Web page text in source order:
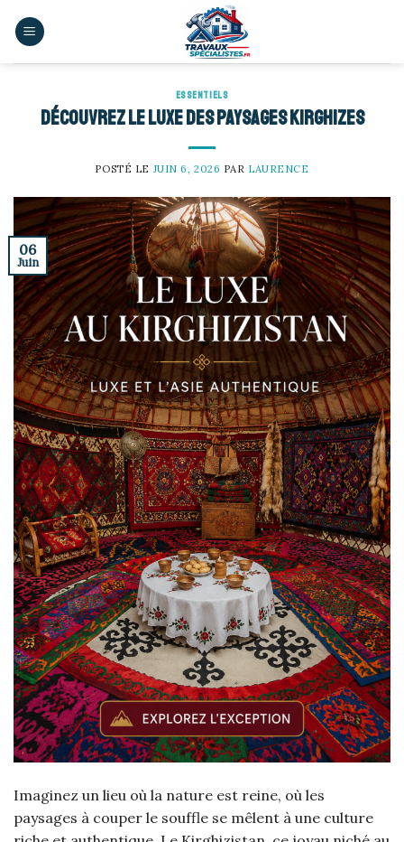
ESSENTIELS
Découvrez le luxe des paysages kirghizes
POSTÉ LE JUIN 6, 2026 PAR LAURENCE
06
Juin
Imaginez un lieu où la nature est reine, où les
paysages à couper le souffle se mêlent à une culture